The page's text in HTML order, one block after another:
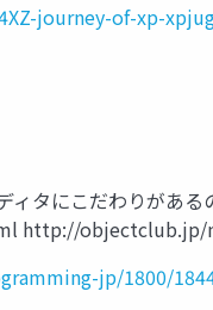
journey-of-xp-
ィタにこだわりが
http://
jp/1800/